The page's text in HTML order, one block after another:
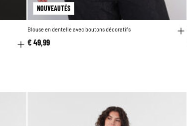
NOUVEAUTÉS
Blouse en dentelle avec boutons décoratifs
€ 49,99